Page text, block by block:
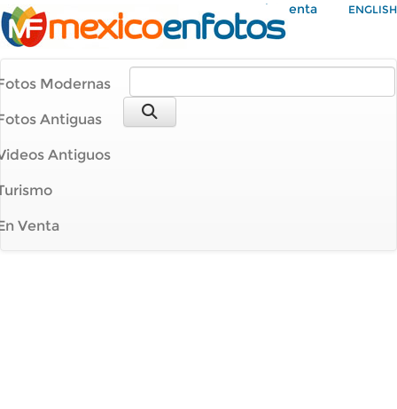
Mi Cuenta ENGLISH
Modernas
Antiguas
Antiguos
Venta